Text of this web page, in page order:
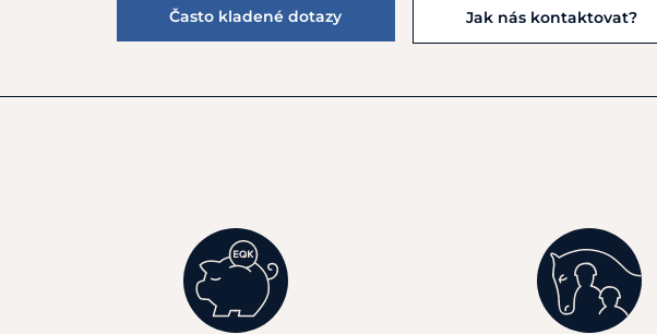
Často kladené dotazy Jak nás kontaktovat?